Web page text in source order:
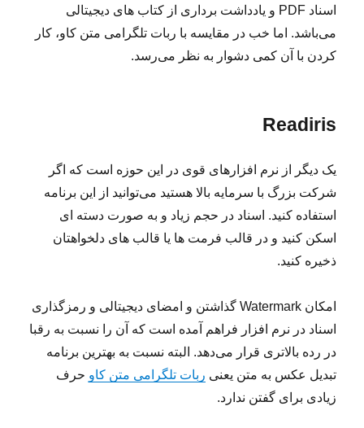
اسناد PDF و یادداشت برداری از کتاب های دیجیتالی
می‌باشد. اما خب در مقایسه با ربات تلگرامی متن کاو، کار
کردن با آن کمی دشوار به نظر می‌رسد.
Readiris
یک دیگر از نرم افزارهای قوی در این حوزه است که اگر
شرکت بزرگ با سرمایه بالا هستید می‌توانید از این برنامه
استفاده کنید. اسناد در حجم زیاد و به صورت دسته ای
اسکن کنید و در قالب فرمت ها یا قالب های دلخواهتان
ذخیره کنید.
امکان Watermark گذاشتن و امضای دیجیتالی و رمزگذاری
اسناد در نرم افزار فراهم آمده است که آن را نسبت به رقبا
در رده بالاتری قرار می‌دهد. البته نسبت به بهترین برنامه
تبدیل عکس به متن یعنی ربات تلگرامی متن کاو حرف
زیادی برای گفتن ندارد.